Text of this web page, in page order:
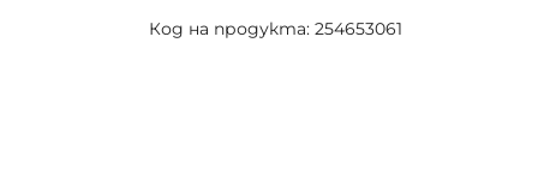
Код на продукта: 254653061